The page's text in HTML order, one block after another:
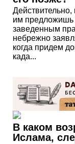
им предложишь
заведенным
небрежно
когда придем
када...
В каком
Ислама,